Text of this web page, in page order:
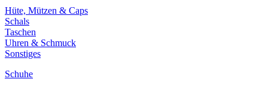
Hüte, Mützen & Caps
Schals
Taschen
Uhren & Schmuck
Sonstiges
Schuhe